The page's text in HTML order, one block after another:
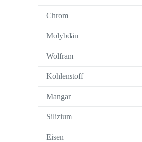
Chrom
Molybdän
Wolfram
Kohlenstoff
Mangan
Silizium
Eisen